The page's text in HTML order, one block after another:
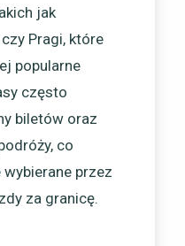
jak
Pragi, które
popularne
często
biletów oraz
co
przez
za granicę.